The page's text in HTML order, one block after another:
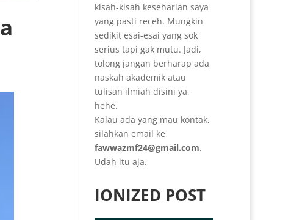
kisah-kisah keseharian saya
yang pasti receh. Mungkin
sedikit esai-esai yang sok
serius tapi gak mutu. Jadi,
tolong jangan berharap ada
naskah akademik atau
tulisan ilmiah disini ya,
hehe.
Kalau ada yang mau kontak,
silahkan email ke
fawwazmf24@gmail.com.
Udah itu aja.
IONIZED POST